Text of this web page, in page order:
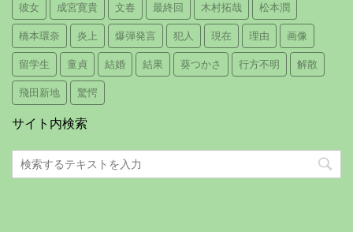
彼女 成宮寛貴 文春 最終回 木村拓哉 松本潤
橋本環奈 炎上 爆弾発言 犯人 現在 理由 画像
留学生 童貞 結婚 結果 葵つかさ 行方不明 解散
飛田新地 驚愕
サイト内検索